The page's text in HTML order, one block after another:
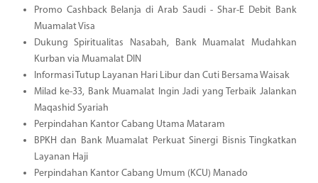
Promo Cashback Belanja di Arab Saudi - Shar-E Debit Bank
Muamalat Visa
Dukung Spiritualitas Nasabah, Bank Muamalat Mudahkan
Kurban via Muamalat DIN
Informasi Tutup Layanan Hari Libur dan Cuti Bersama Waisak
Milad ke-33, Bank Muamalat Ingin Jadi yang Terbaik Jalankan
Maqashid Syariah
Perpindahan Kantor Cabang Utama Mataram
BPKH dan Bank Muamalat Perkuat Sinergi Bisnis Tingkatkan
Layanan Haji
Perpindahan Kantor Cabang Umum (KCU) Manado